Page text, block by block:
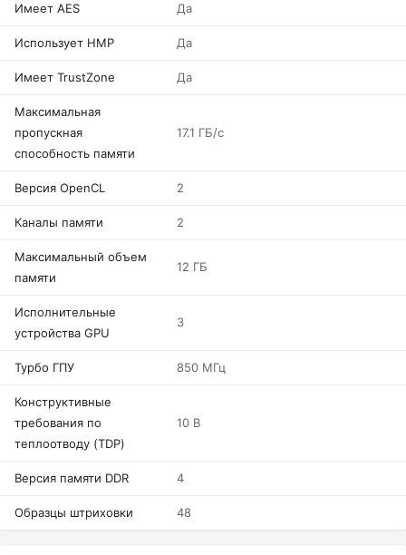
Имеет AES Да
Использует HMP Да
Имеет TrustZone Да
Максимальная
пропускная
способность памяти
17.1 ГБ/с
Версия OpenCL 2
Каналы памяти 2
Максимальный объем
памяти
12 ГБ
Исполнительные
устройства GPU
3
Турбо ГПУ 850 МГц
Конструктивные
требования по
теплоотводу (TDP)
10 В
Версия памяти DDR 4
Образцы штриховки 48